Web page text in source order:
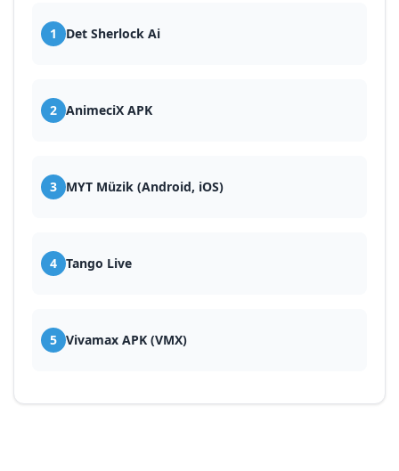
1 Det Sherlock Ai
2 AnimeciX APK
3 MYT Müzik (Android, iOS)
4 Tango Live
5 Vivamax APK (VMX)